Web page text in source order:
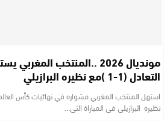
مونديال 2026 ..المنتخب
التعادل (1-1 )مع نظيره البرازيلي
نظيره البرازيلي في المباراة التي…